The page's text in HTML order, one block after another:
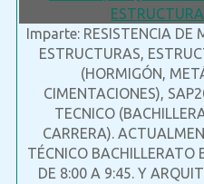
Imparte: RESISTENCIA DE
ESTRUCTURAS,
(HORMIGÓN,
CIMENTACIONES),
TECNICO
CARRERA).
TÉCNICO BACHILLERATO
DE 8:00 A 9:45. Y